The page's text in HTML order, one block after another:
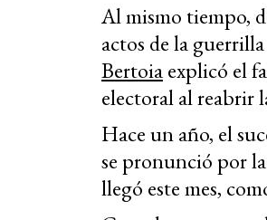
Al mismo tiempo,
actos de la
Bertoiaexplicó el
electoral al reabrir
Hace un año, el
se pronunció por
llegó este mes,